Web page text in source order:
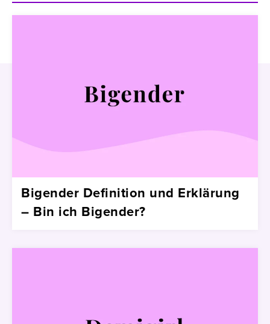
Bigender Definition und Erklärung
– Bin ich Bigender?